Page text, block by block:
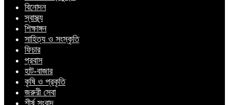
বিনোদন
স্বাস্থ্য
শিক্ষাঙ্গন
সাহিত্য ও সংস্কৃতি
ফিচার
প্রবাস
হাট-বাজার
কৃষি ও প্রকৃতি
জরুরী সেবা
শীর্ষ সংবাদ